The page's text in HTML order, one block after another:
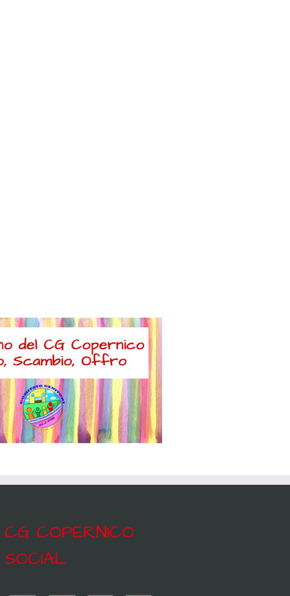
CG COPERNICO
SOCIAL